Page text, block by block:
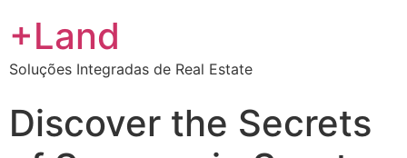
+Land
Soluções Integradas de Real Estate
Discover the Secrets